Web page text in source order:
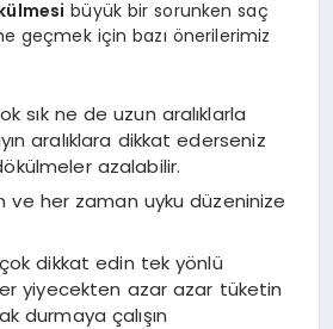
büyük bir sorunken saç
geçmek için bazı önerilerimiz
sık ne de uzun aralıklarla
aralıklara dikkat ederseniz
azalabilir.
ve her zaman uyku düzeninize
dikkat edin tek yönlü
yiyecekten azar azar tüketin
durmaya çalışın